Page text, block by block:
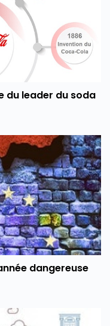
du leader du soda
dangereuse